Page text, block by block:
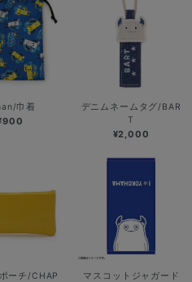
巾着
デニムネームタグ/BAR
T
¥2,000
ーチ/CHAP
マスコットジャガード